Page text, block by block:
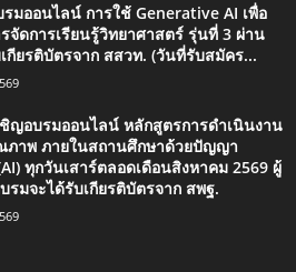
มออนไลน์ การใช้ Generative AI เพื่อ
จัดการเรียนรู้วิทยาศาสตร์ รุ่นที่ 3 ผ่าน
กียรติบัตรจาก สสวท. (วันที่รับสมัคร...
ญอบรมออนไลน์ หลักสูตรการดำเนินงาน
าพ ภายในสถานศึกษาด้วยปัญญา
ทุกวันเสาร์ตลอดเดือนสิงหาคม 2569 ผู้
รมจะได้รับเกียรติบัตรจาก สพฐ.